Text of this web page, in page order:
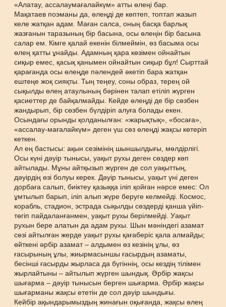
«Алатау, ассалаумағалайкүм» атты өлеңі бар.
Мақатаев поэманы да, өлеңді де көптеп, топтап жазып
келе жатқан адам. Маған салса, оның басқа барлық
жазғанын таразының бір басына, осы өлеңін бір басына
салар ем. Кімге қалай екенін білмеймін, өз басыма осы
өлең қатты ұнайды. Адамның қара көзімен ойнайтын
сиқыр емес, қасық қанымен ойнайтын сиқыр бұл! Сырттай
қарағанда осы өлеңде пәлендей әкетіп бара жатқан
ештеңе жоқ сияқты. Тың теңеу, соны образ, терең ой
сықылды өлең атаулының бәрінен талап етіліп жүрген
қасиеттер де байқалмайды. Кейде өлеңді де бір сөзбен
жандырып, бір сөзбен бүлдіріп алуға болады екен.
Осындағы орынды қолданылған: «жарықтық», «босаға»,
«ассалау-мағалайкүм» деген үш сөз өлеңді жақсы көтеріп
кеткен.
Ал ең бастысы: ақын сезімінің шыншылдығы, мөлдірлігі.
Осы күні дәуір тынысы, уақыт рухы деген сөздер көп
айтылады. Мұны айтқызып жүрген де сол уақыттың,
дәуірдің өзі болуы керек. Дәуір тынысы, уақыт үні деген
дорбаға салып, биіктеу қазыққа іліп қойған нәрсе емес: Ол
ұмтылып барып, іліп алып жүре беруге келмейді. Космос,
корабль, стадион, эстрада сықылды сөздерді қанша үйіп-
төгіп пайдаланғанмен, уақыт рухы берілмейді. Уақыт
рухын бере алатын да адам рухы. Шын мәніндегі азамат
сөзі айтылған жерде уақыт рухы қағаберіс қала алмайды;
өйткені әрбір азамат – алдымен өз кезінің ұлы, өз
ғасырының ұлы, жиырмасыншы ғасырдың азаматы,
бесінші ғасырды жырласа да бүгіннің, осы кездің тілімен
жырлайтыны – айтылып жүрген шындық. Әрбір жақсы
шығарма – дәуір тынысын берген шығарма. Әрбір жақсы
шығарманы жақсы ететін де сол дәуір шындығы.
Кейбір ақындарымыздың жинағын оқығанда, жақсы өлең